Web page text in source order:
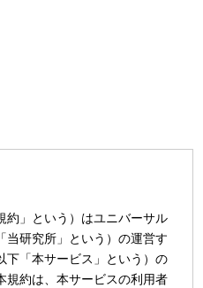
約」という）はユニバーサル
当研究所」という）の運営す
下「本サービス」という）の
規約は、本サービスの利用者